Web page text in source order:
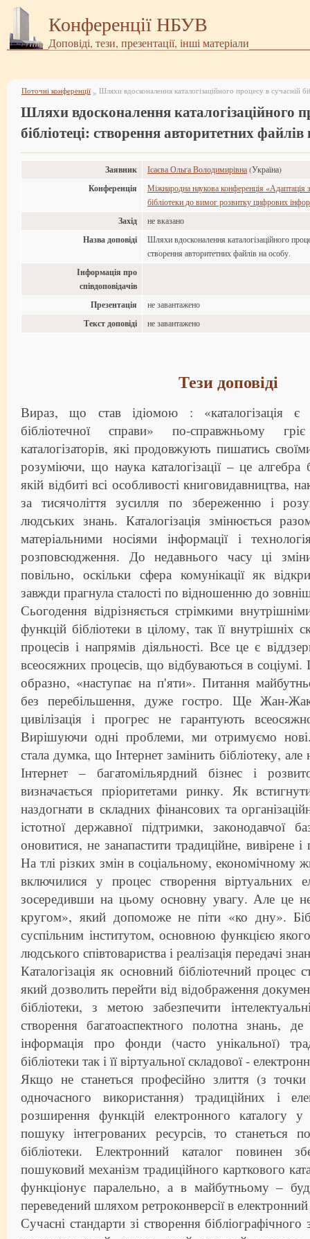
Конференції НБУВ
Доповіді, тези, презентації, інші матеріали
Поточні конференції »
Шляхи вдосконалення каталогізаційного
бібліотеці: створення авторитетних файлів
Заявник Ісаєва Ольга Володимирівна (Україна)
Конференція
Міжнародна наукова конференція «Адаптація
бібліотеки до вимог розвитку цифрових
Захід не вказано
Назва доповіді
Шляхи вдосконалення каталогізаційного
створення авторитетних файлів на особу.
Інформація про
співдоповідачів
Презентація
не завантажено
Текст доповіді не завантажено
Тези доповіді
Вираз, що став ідіомою : «каталогізація
бібліотечної справи» по-справжньому
каталогізаторів, які продовжують пишатись
розуміючи, що наука каталогізації – це алгебра
якій відбиті всі особливості книговидавництва,
за тисячоліття зусилля по збереженню і
людських знань. Каталогізація змінюється
матеріальними носіями інформації і
розповсюдження. До недавнього часу ці
повільно, оскільки сфера комунікації як
завжди прагнула сталості по відношенню до
Сьогодення відрізняється стрімкими
функцій бібліотеки в цілому, так її внутрішніх
процесів і напрямів діяльності. Все це є
всеосяжних процесів, що відбуваються в соціумі.
образно, «наступає на п'яти». Питання
без перебільшення, дуже гостро. Ще Жан-
цивілізація і прогрес не гарантують
Вирішуючи одні проблеми, ми отримуємо
стала думка, що Інтернет замінить бібліотеку,
Інтернет – багатомільярдний бізнес і
визначається пріоритетами ринку. Як
наздогнати в складних фінансових та
істотної державної підтримки, законодавчої
оновитися, не занапастити традиційне, вивірене
На тлі різких змін в соціальному, економічному
включилися у процес створення віртуальних
зосередивши на цьому основну увагу. Але це
кругом», який допоможе не піти «ко дну».
суспільним інститутом, основною функцією
людського співтовариства і реалізація передачі
Каталогізація як основний бібліотечний процес
який дозволить перейти від відображення
бібліотеки, з метою забезпечити
створення багатоаспектного полотна знань, де
інформація про фонди (часто унікальної)
бібліотеки так і її віртуальної складової -
Якщо не станеться професійно злиття (з
одночасного використання) традиційних і
розширення функцій електронного каталогу у
пошуку інтегрованих ресурсів, то станеться
бібліотеки. Електронний каталог повинен
пошуковий механізм традиційного карткового
функціонує паралельно, а в майбутньому –
переведений шляхом ретроконверсії в
Сучасні стандарти зі створення бібліографічного